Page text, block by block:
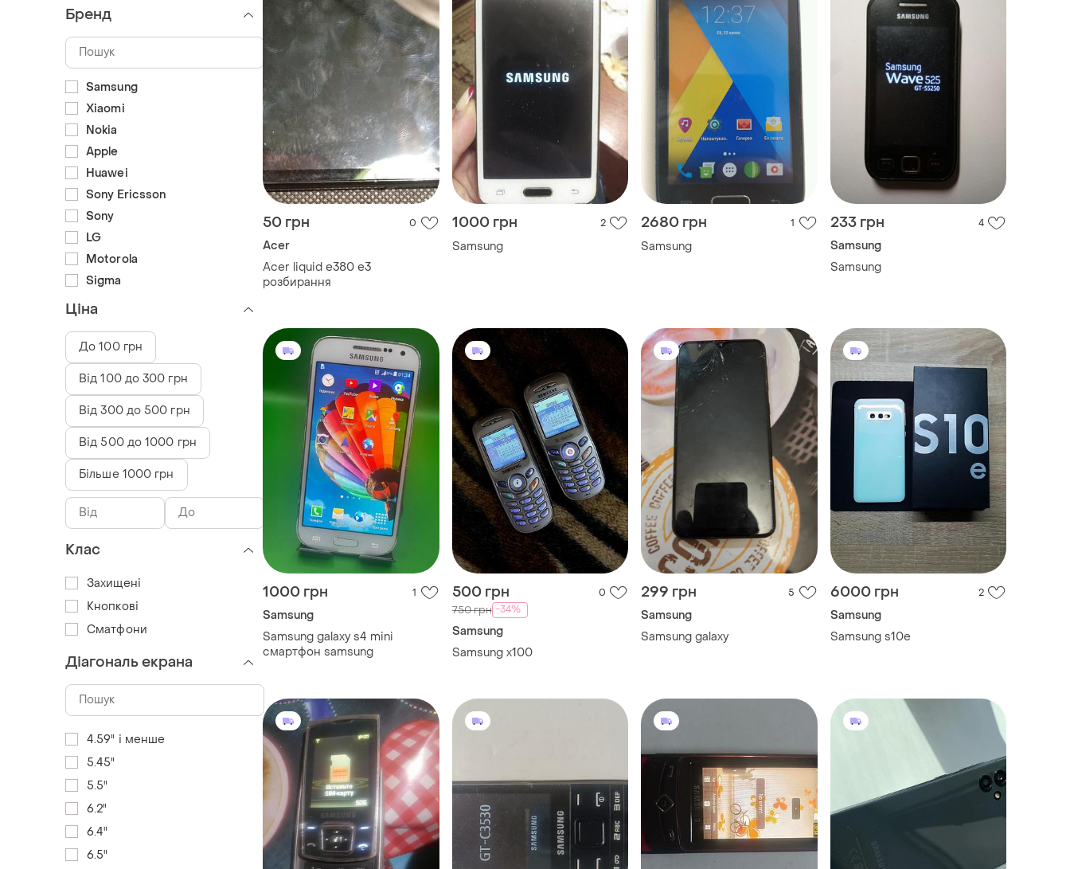
50 грн 0
Acer
Acer liquid e380 e3
розбирання
1000 грн 2
Samsung
2680 грн 1
Samsung
233 грн 4
Samsung
Samsung
1000 грн 1
Samsung
Samsung galaxy s4 mini
смартфон samsung
500 грн 0
750 грн -34%
Samsung
Samsung x100
299 грн 5
Samsung
Samsung galaxy
6000 грн 2
Samsung
Samsung s10e
Бренд
Samsung
Xiaomi
Nokia
Apple
Huawei
Sony Ericsson
Sony
LG
Motorola
Sigma
Ціна
До 100 грн
Від 100 до 300 грн
Від 300 до 500 грн
Від 500 до 1000 грн
Більше 1000 грн
Клас
Захищені
Кнопкові
Сматфони
Діагональ екрана
4.59" і менше
5.45"
5.5"
6.2"
6.4"
6.5"